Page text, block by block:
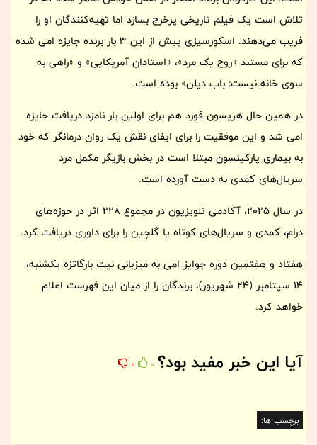
تلاش است یک فیلم تاریخی پرخرج بسازد اما تهیه‌کنندگان او را
فریب می‌دهند. اسکورسیزی پیش از این 3 بار برنده جایزه امی شده
که برای مستند «روح یک مرد»، «استادان آمریکایی» و «راهی به
سوی خانه نیست: باب دیلن» بوده است.
در همین حال هریسون فورد هم برای اولین بار نامزد دریافت جایزه
امی شد و این موفقیت را برای ایفای نقش یک روان درمانگر که خود
به بیماری پارکینسون مبتلا است در بخش بازیگر مکمل مرد
سریال‌های کمدی به دست آورده است.
در سال 2025، آکادمی تلویزیون در مجموع 228 اثر در حوزه‌های
درام، کمدی و سریال‌های کوتاه یا گلچین را برای داوری دریافت کرد.
هفتاد و هفتمین دوره جوایز امی به میزبانی نیت بارگاتزه یکشنبه،
14 سپتامبر (24 شهریور)، برندگان را از میان این فهرست اعلام
خواهد کرد.
آیا این خبر مفید بود؟ 0
0
برچسب ها: